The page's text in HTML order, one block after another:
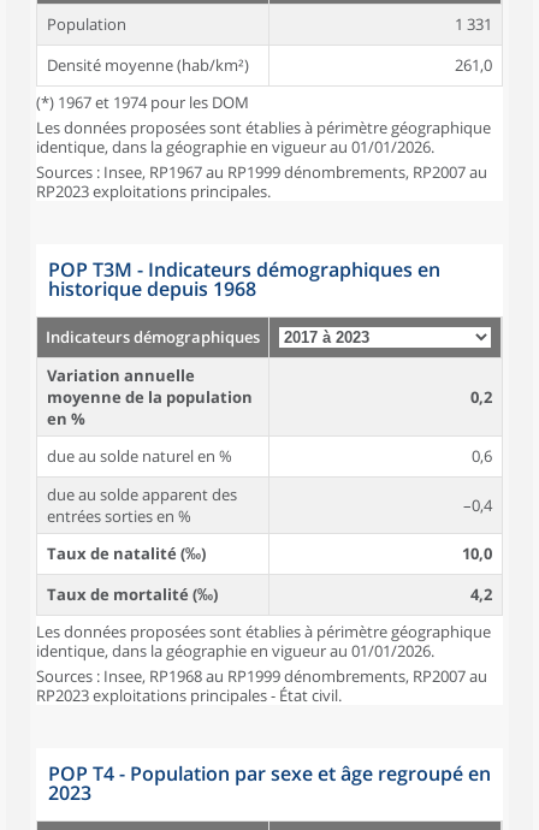
Population
1 331
Densité moyenne (hab/km²)
261,0
(*) 1967 et 1974 pour les DOM
Les données proposées sont établies à périmètre géographique
identique, dans la géographie en vigueur au 01/01/2026.
Sources : Insee, RP1967 au RP1999 dénombrements, RP2007 au
RP2023 exploitations principales.
POP T3M - Indicateurs démographiques en
historique depuis 1968
Indicateurs démographiques
Variation annuelle
moyenne de la population
en %
0,2
due au solde naturel en %
0,6
due au solde apparent des
entrées sorties en %
–0,4
Taux de natalité (‰)
10,0
Taux de mortalité (‰)
4,2
Les données proposées sont établies à périmètre géographique
identique, dans la géographie en vigueur au 01/01/2026.
Sources : Insee, RP1968 au RP1999 dénombrements, RP2007 au
RP2023 exploitations principales - État civil.
POP T4 - Population par sexe et âge regroupé en
2023